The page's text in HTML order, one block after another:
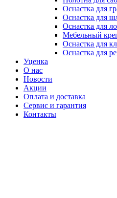
Оснастка для
Оснастка для
Оснастка для
Мебельный
Оснастка для
Оснастка для
Уценка
О нас
Новости
Акции
Оплата и доставка
Сервис и гарантия
Контакты